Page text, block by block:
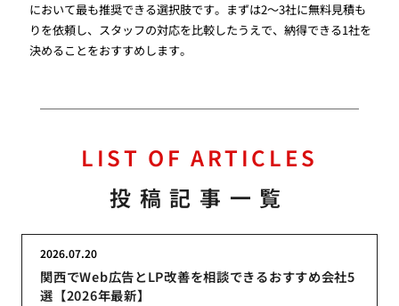
において最も推奨できる選択肢です。まずは2〜3社に無料見積も
りを依頼し、スタッフの対応を比較したうえで、納得できる1社を
決めることをおすすめします。
LIST OF ARTICLES
投稿記事一覧
関西でWeb広告とLP改善を相談できるおすすめ会社5
選【2026年最新】
2026.07.20